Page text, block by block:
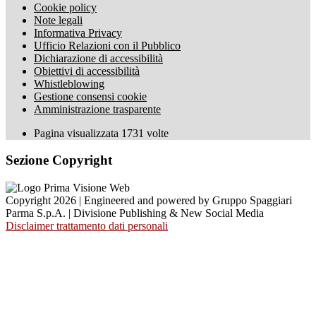
Cookie policy
Note legali
Informativa Privacy
Ufficio Relazioni con il Pubblico
Dichiarazione di accessibilità
Obiettivi di accessibilità
Whistleblowing
Gestione consensi cookie
Amministrazione trasparente
Pagina visualizzata 1731 volte
Sezione Copyright
Copyright 2026 | Engineered and powered by Gruppo Spaggiari
Parma S.p.A. | Divisione Publishing & New Social Media
Disclaimer trattamento dati personali